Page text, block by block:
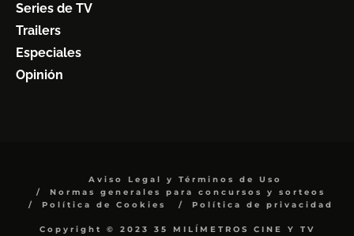
Series de TV
Trailers
Especiales
Opinión
Aviso Legal y Términos de Uso
Normas generales para concursos y sorteos
Política de Cookies
Política de privacidad
Copyright © 2023 35 MILÍMETROS CINE Y TV